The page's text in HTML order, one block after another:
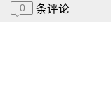
0 条评论